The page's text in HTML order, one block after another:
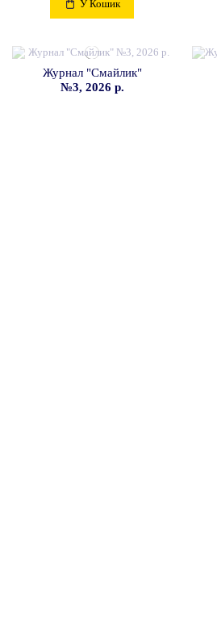
У Кошик
Журнал "Смайлик"
№3, 2026 р.